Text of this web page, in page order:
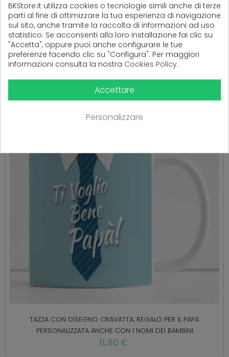
PRODOTTI CORRELATI
( 16 altri prodotti nella stessa categoria )
TAZZA CON DISEGNO CRAVATTA, REGALO PER IL PAPÀ
PERSONALIZZATA ANCHE CON I NOMI DEI BAMBINI
11,90 €
BKStore.it utilizza cookies o tecnologie simili anche di terze
parti al fine di ottimizzare la tua esperienza di navigazione
sul sito, anche tramite la raccolta di informazioni ad uso
statistico. Se acconsenti alla loro installazione fai clic su
"Accetta", oppure puoi anche configurare le tue
preferenze facendo clic su "Configura". Per maggiori
informazioni consulta la nostra Cookies Policy.
Accettare
Personalizzare